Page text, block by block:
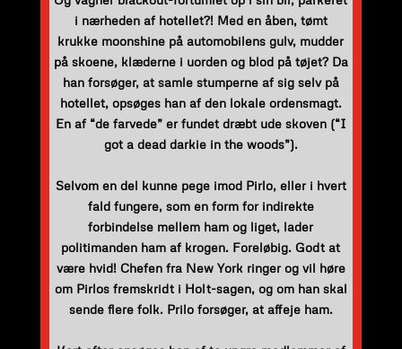
i nærheden af hotellet?! Med en åben, tømt
krukke moonshine på automobilens gulv, mudder
på skoene, klæderne i uorden og blod på tøjet? Da
han forsøger, at samle stumperne af sig selv på
hotellet, opsøges han af den lokale ordensmagt.
En af “de farvede” er fundet dræbt ude skoven (“I
got a dead darkie in the woods”).
Selvom en del kunne pege imod Pirlo, eller i hvert
fald fungere, som en form for indirekte
forbindelse mellem ham og liget, lader
politimanden ham af krogen. Foreløbig. Godt at
være hvid! Chefen fra New York ringer og vil høre
om Pirlos fremskridt i Holt-sagen, og om han skal
sende flere folk. Prilo forsøger, at affeje ham.